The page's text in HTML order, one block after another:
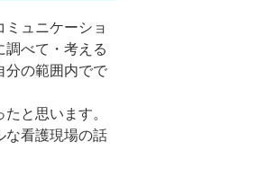
ュニケーショ
調べて・考える
分の範囲内でで
と思います。
な看護現場の話